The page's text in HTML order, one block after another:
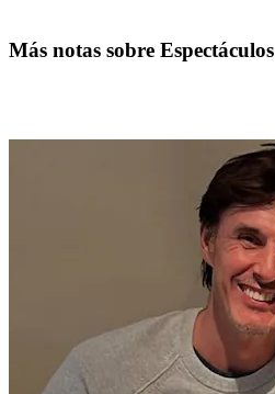
Más notas sobre Espectáculos